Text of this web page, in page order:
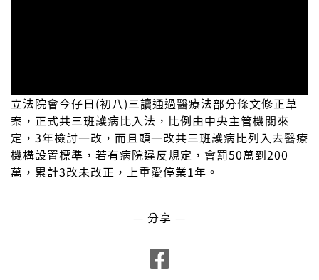
立法院會今仔日(初八)三讀通過醫療法部分條文修正草
案，正式共三班護病比入法，比例由中央主管機關來
定，3年檢討一改，而且頭一改共三班護病比列入去醫療
機構設置標準，若有病院違反規定，會罰50萬到200
萬，累計3改未改正，上重愛停業1年。
— 分享 —